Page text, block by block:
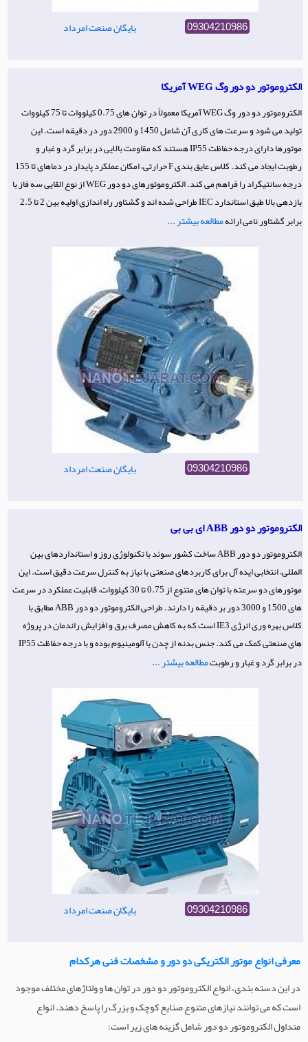
بایگان صنعت امرداد 09304210986
الکتروموتور دو دور وگ WEG آمریکا
الکتروموتور دو دور وگ WEG آمریکا معمولاً در توان های 0.75 کیلووات تا 75 کیلووات
تولید می شود و سرعت های کاری آن شامل 1450 و 2900 دور در دقیقه است. این
موتورها دارای درجه حفاظت IP55 هستند که مقاومت بالایی در برابر گرد و غبار و
رطوبت ایجاد می کند. کلاس عایق بندی F حرارتی، امکان عملکرد پایدار در دماهای تا 155
درجه سانتیگراد را فراهم می کند. الکتروموتورهای دو دور WEG از نوع القایی سه فاز با
بازدهی بالا طبق استاندارد IEC طراحی شده اند و گشتاور راه اندازی اولیه بین 2 تا 2.5
برابر گشتاور نامی ارائهمطالعه بیشتر ...
بایگان صنعت امرداد 09304210986
الکتروموتور دو دور ABB ای بی بی
الکتروموتور دو دور ABB ساخت کشور سوئد با تکنولوژی روز و استانداردهای بین
المللی، انتخابی ایده آل برای کاربردهای صنعتی با نیاز به کنترل سرعت دقیق است. این
موتورهای دو سرعته با توان های متنوع از 0.75 تا 30 کیلووات، قابلیت عملکرد در سرعت
های 1500 و 3000 دور بر دقیقه را دارند. طراحی الکتروموتور دو دور ABB مطابق با
کلاس بهره وری انرژی IE3 است که به کاهش مصرف برق و افزایش راندمان در پروژه
های صنعتی کمک می کند. جنس بدنه از چدن یا آلومینیوم بوده و با درجه حفاظت IP55
در برابر گرد و غبار و رطوبتمطالعه بیشتر ...
بایگان صنعت امرداد 09304210986
معرفی انواع موتور الکتریکی دو دور و مشخصات فنی هرکدام
در این دسته بندی، انواع الکتروموتور دو دور در توان ها و ولتاژهای مختلف موجود
است که می توانند نیازهای متنوع صنایع کوچک و بزرگ را پاسخ دهند. انواع
متداول الکتروموتور دو دور شامل گزینه های زیر است: